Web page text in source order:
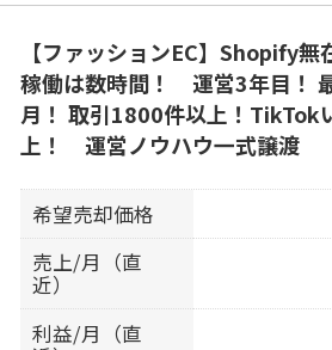
【ファッションEC】Shopify
稼働は数時間！ 運営3年目！
月！ 取引1800件以上！TikTok
上！ 運営ノウハウ一式譲渡
希望売却価格
売上/月（直
近）
利益/月（直